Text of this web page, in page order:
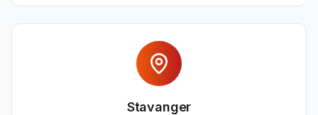
Stavanger